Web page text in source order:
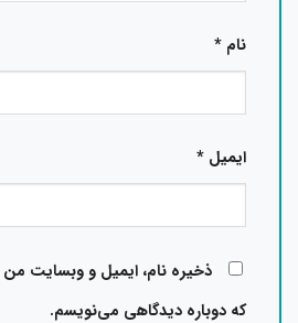
*
ایمیل*
ذخیره نام، ایمیل و وبسایت من در
که دوباره دیدگاهی می‌نویسم.